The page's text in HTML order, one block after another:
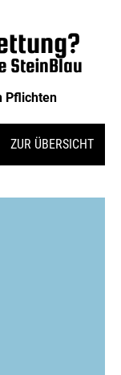
SteinBlau
Pflichten
ZUR ÜBERSICHT